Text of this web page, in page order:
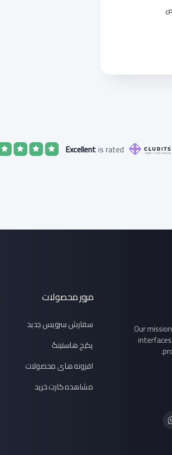
is rated
Excellent
Our
مرور محصولات
سفارش سرویس جدید
پکیج هاستینگ
افزونه های محصولات
مشاهده کارت خرید